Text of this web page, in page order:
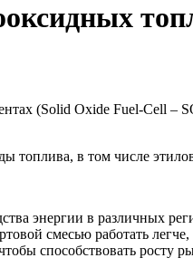
(Solid Oxide Fuel-Cell –
топлива, в том числе
энергии в различных
смесью работать
способствовать росту